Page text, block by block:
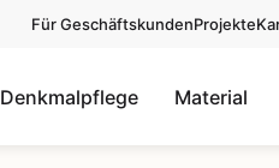
Für GeschäftskundenProjekte
Denkmalpflege Material